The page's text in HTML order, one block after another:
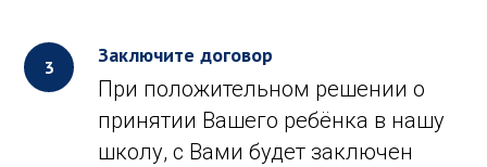
Заключите договор
При положительном решении о
принятии Вашего ребёнка в нашу
школу, с Вами будет заключен